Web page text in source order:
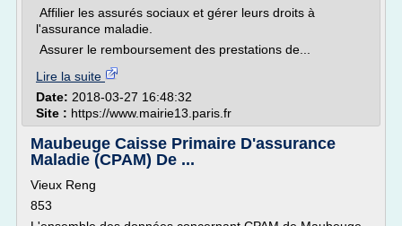
Affilier les assurés sociaux et gérer leurs droits à
l'assurance maladie.
Assurer le remboursement des prestations de...
Lire la suite
Date: 2018-03-27 16:48:32
Site : https://www.mairie13.paris.fr
Maubeuge Caisse Primaire D'assurance
Maladie (CPAM) De ...
Vieux Reng
853